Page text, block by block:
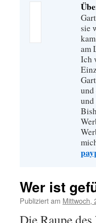
sie
am
Ich
und
Wer ist
Publiziert am Mittwoch,
Die Raupe